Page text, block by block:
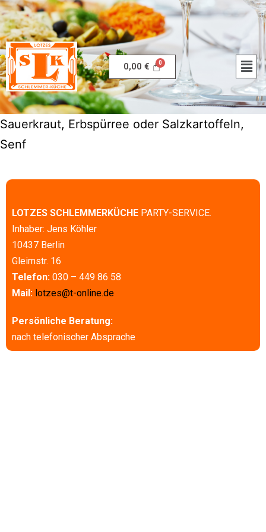
0,00 €
Sauerkraut, Erbspürree oder Salzkartoffeln,
Senf
LOTZES SCHLEMMERKÜCHE PARTY-SERVICE.
Inhaber: Jens Köhler
10437 Berlin
Gleimstr. 16
Telefon: 030 – 449 86 58
Mail: lotzes@t-online.de
Persönliche Beratung:
nach telefonischer Absprache